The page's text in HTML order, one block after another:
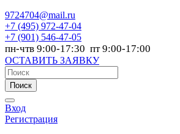
9724704@mail.ru
+7 (495) 972-47-04
+7 (901) 546-47-05
пн-чтв 9:00-17:30 пт 9:00-17:00
ОСТАВИТЬ ЗАЯВКУ
Поиск
Вход
Регистрация